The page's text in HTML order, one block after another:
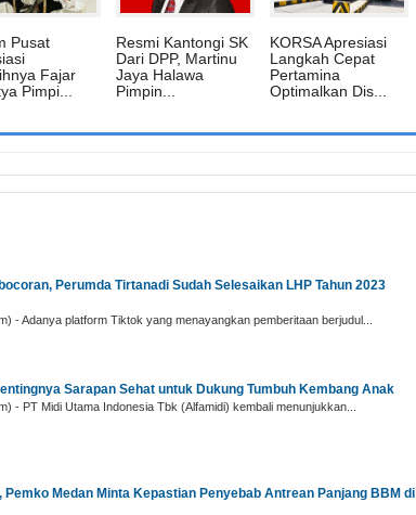
Pusat
Fajar
Pimpi...
‎Resmi Kantongi SK
Dari DPP, Martinu
Jaya Halawa
Pimpin...
‎KORSA Apresiasi
Langkah Cepat
Pertamina
Optimalkan Dis...
Perumda Tirtanadi Sudah Selesaikan LHP Tahun 2023
- Adanya platform Tiktok yang menayangkan pemberitaan berjudul...
Sarapan Sehat untuk Dukung Tumbuh Kembang Anak
- PT Midi Utama Indonesia Tbk (Alfamidi) kembali menunjukkan...
Pemko Medan Minta Kepastian Penyebab Antrean Panjang BBM di